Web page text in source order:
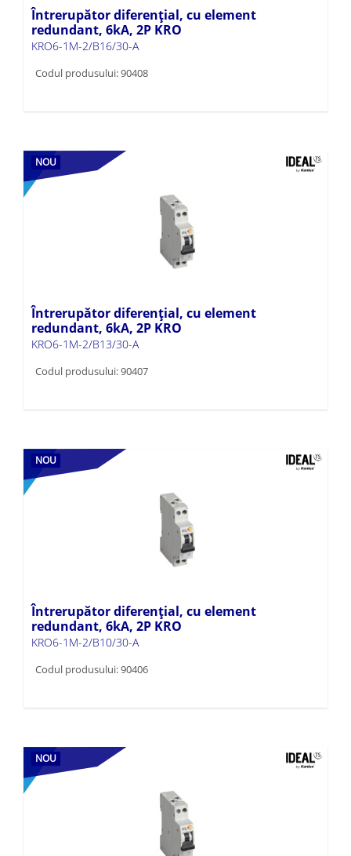
Întrerupător diferențial, cu element
redundant, 6kA, 2P KRO
KRO6-1M-2/B16/30-A
Codul produsului: 90408
NOU
Întrerupător diferențial, cu element
redundant, 6kA, 2P KRO
KRO6-1M-2/B13/30-A
Codul produsului: 90407
NOU
Întrerupător diferențial, cu element
redundant, 6kA, 2P KRO
KRO6-1M-2/B10/30-A
Codul produsului: 90406
NOU